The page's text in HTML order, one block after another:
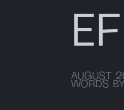
AUGUST
WORDS